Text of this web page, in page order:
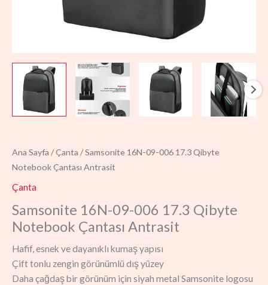
Ana Sayfa /Çanta / Samsonite 16N-09-006 17.3 Qibyte
Notebook Çantası Antrasit
Çanta
Samsonite 16N-09-006 17.3 Qibyte
Notebook Çantası Antrasit
Hafif, esnek ve dayanıklı kumaş yapısı
Çift tonlu zengin görünümlü dış yüzey
Daha çağdaş bir görünüm için siyah metal Samsonite logosu